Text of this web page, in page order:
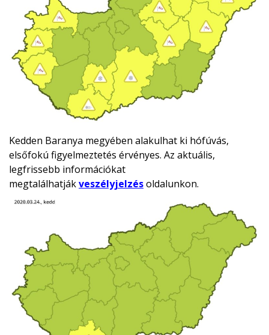
Kedden Baranya megyében alakulhat ki hófúvás,
elsőfokú figyelmeztetés érvényes. Az aktuális,
legfrissebb információkat
megtalálhatjákveszélyjelzésoldalunkon.